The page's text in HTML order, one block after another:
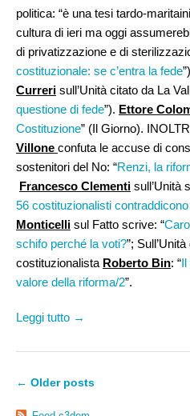
politica: “è una tesi tardo-
cultura di ieri ma oggi
di privatizzazione e di
costituzionale: se c’entra la fede
Curreri sull’Unità citato da La
questione di fede”). Ettore
Costituzione” (Il Giorno).
Villone confuta le accuse di
sostenitori del No: “Renzi, la
Francesco Clementi sull’Unità
56 costituzionalisti
Monticelli sul Fatto scrive: “
schifo perché la voti?”;
costituzionalista Roberto Bin: “Il
valore della riforma/2”.
Leggi tutto →
← Older posts